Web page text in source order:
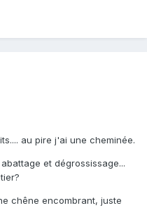
au pire j'ai une cheminée.
et dégrossissage...
chêne encombrant, juste